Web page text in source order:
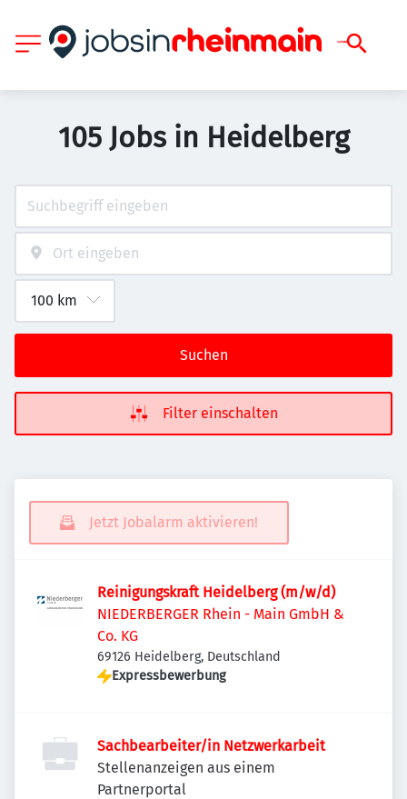
105 Jobs in Heidelberg
Suchen
Filter einschalten
Jetzt Jobalarm aktivieren!
Reinigungskraft Heidelberg (m/w/d)
NIEDERBERGER Rhein - Main GmbH &
Co. KG
69126 Heidelberg, Deutschland
Expressbewerbung
Sachbearbeiter/in Netzwerkarbeit
Stellenanzeigen aus einem
Partnerportal